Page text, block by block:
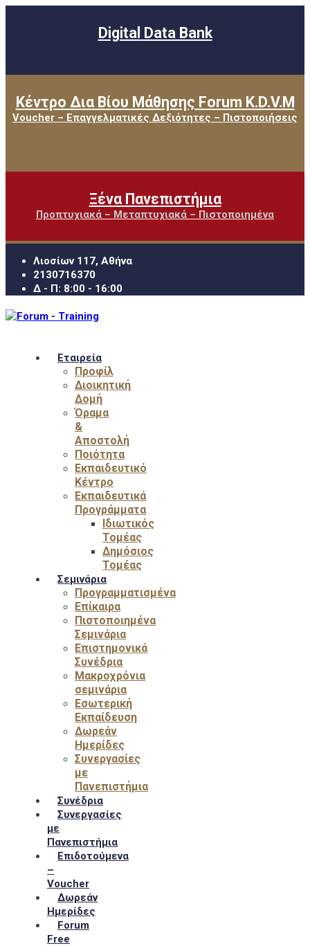
Digital Data Bank
Κέντρο Δια Βίου Μάθησης Forum K.D.V.M
Voucher – Επαγγελματικές Δεξιότητες – Πιστοποιήσεις
Ξένα Πανεπιστήμια
Προπτυχιακά – Μεταπτυχιακά – Πιστοποιημένα
Λιοσίων 117, Αθήνα
2130716370
Δ - Π: 8:00 - 16:00
Εταιρεία
Προφίλ
Διοικητική
Δομή
Όραμα
&
Αποστολή
Ποιότητα
Εκπαιδευτικό
Κέντρο
Εκπαιδευτικά
Προγράμματα
Ιδιωτικός
Τομέας
Δημόσιος
Τομέας
Σεμινάρια
Προγραμματισμένα
Επίκαιρα
Πιστοποιημένα
Σεμινάρια
Επιστημονικά
Συνέδρια
Μακροχρόνια
σεμινάρια
Εσωτερική
Εκπαίδευση
Δωρεάν
Ημερίδες
Συνεργασίες
με
Πανεπιστήμια
Συνέδρια
Συνεργασίες
με
Πανεπιστήμια
Επιδοτούμενα
–
Voucher
Δωρεάν
Ημερίδες
Forum
Free